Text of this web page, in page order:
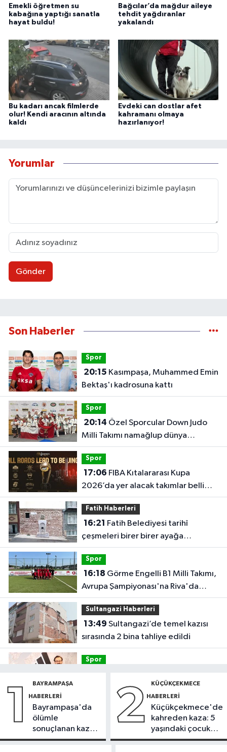
Emekli öğretmen su
kabağına yaptığı sanatla
hayat buldu!
Bağcılar’da mağdur aileye
tehdit yağdıranlar
yakalandı
Bu kadarı ancak filmlerde
olur! Kendi aracının altında
kaldı
Evdeki can dostlar afet
kahramanı olmaya
hazırlanıyor!
Yorumlar
Gönder
Son Haberler
Spor
20:15
Bektaş'ı kadrosuna kattı
Spor
20:14
Milli Takımı namağlup dünya
şampiyonu
Spor
17:06
2026’da yer alacak takımlar belli
oldu
Fatih Haberleri
16:21
çeşmeleri birer birer ayağa
kaldırıyor
Spor
16:18
Avrupa Şampiyonası'na Riva'da
hazırlanıyor
Sultangazi Haberleri
13:49
sırasında 2 bina tahliye edildi
Spor
yeni forma sponsoru
İstanbul Haberleri
magandalığını özendirdi,
1 BAYRAMPAŞA
HABERLERI
Bayrampaşa'da
ölümle
sonuçlanan kaza:
Sürücü
2 KÜÇÜKÇEKMECE
HABERLERI
Küçükçekmece'de
kahreden kaza: 5
yaşındaki çocuk
yoğun bakımda